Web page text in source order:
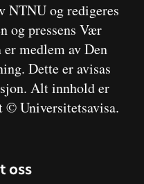
NTNU og redigeres
og pressens Vær
medlem av Den
Dette er avisas
Alt innhold er
© Universitetsavisa.
oss